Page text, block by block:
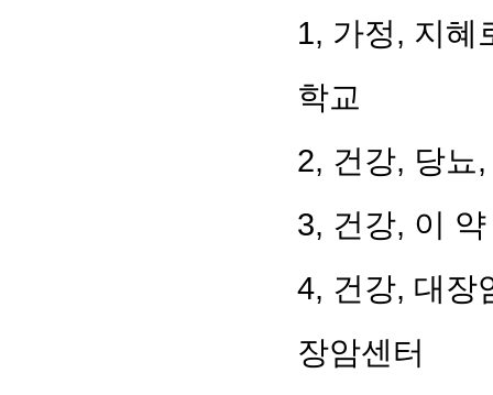
1, 가정, 지혜
학교
2, 건강, 당뇨
3, 건강, 이
4, 건강, 대장
장암센터